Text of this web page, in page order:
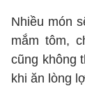
Nhiều món
mắm tôm,
cũng không
khi ăn lòng